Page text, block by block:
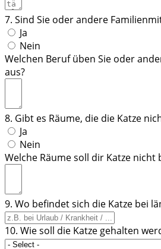
7. Sind Sie oder andere
Ja
Nein
Welchen Beruf üben Sie oder
aus?
8. Gibt es Räume, die die Katze
Ja
Nein
Welche Räume soll dir Katze nicht
9. Wo befindet sich die Katze bei
10. Wie soll die Katze gehalten